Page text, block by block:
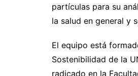
partículas para su
la salud en general y
El equipo está
Sostenibilidad de la
radicado en la